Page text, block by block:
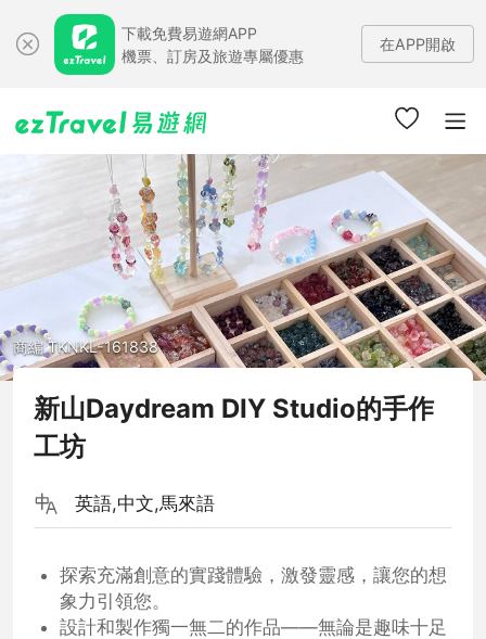
下載免費易遊網APP
機票、訂房及旅遊專屬優惠
在APP開啟
商編 TKNKL-161838
新山Daydream DIY Studio的手作
工坊
英語,中文,馬來語
探索充滿創意的實踐體驗，激發靈感，讓您的想
象力引領您。
設計和製作獨一無二的作品——無論是趣味十足